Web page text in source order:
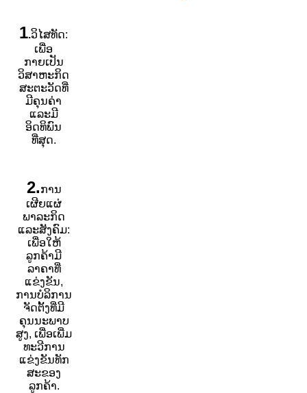
1.ວິໄສທັດ:
ເພື່ອ
ກາຍເປັນ
ວິສາຫະກິດ
ສະຕະວັດທີ່
ມີຄຸນຄ່າ
ແລະມີ
ອິດທິພົນ
ທີ່ສຸດ.
2.ການ
ເຜີຍແຜ່
ພາລະກິດ
ແລະສັງຄົມ:
ເພື່ອໃຫ້
ລູກຄ້າມີ
ລາຄາທີ່
ແຂ່ງຂັນ,
ການບໍລິການ
ຈັດຕັ້ງທີ່ມີ
ຄຸນນະພາບ
ສູງ, ເພື່ອເພີ່ມ
ທະວີການ
ແຂ່ງຂັນທັກ
ສະຂອງ
ລູກຄ້າ.